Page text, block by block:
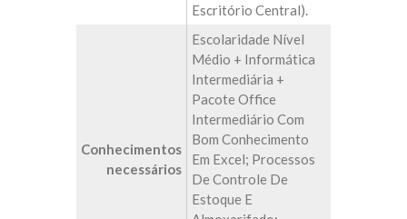
Escritório Central).
Conhecimentos
necessários
Escolaridade Nível
Médio + Informática
Intermediária +
Pacote Office
Intermediário Com
Bom Conhecimento
Em Excel; Processos
De Controle De
Estoque E